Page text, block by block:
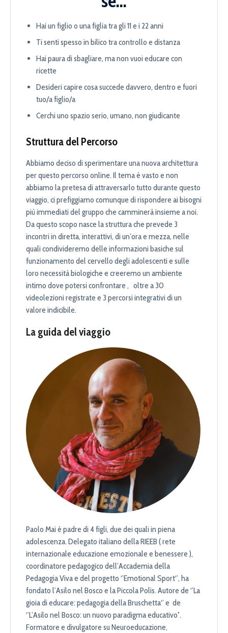
Hai un figlio o una figlia tra gli 11 e i 22 anni
Ti senti spesso in bilico tra controllo e distanza
Hai paura di sbagliare, ma non vuoi educare con
ricette
Desideri capire cosa succede davvero, dentro e fuori
tuo/a figlio/a
Cerchi uno spazio serio, umano, non giudicante
Struttura del Percorso
Abbiamo deciso di sperimentare una nuova architettura
per questo percorso online. Il tema è vasto e non
abbiamo la pretesa di attraversarlo tutto durante questo
viaggio, ci prefiggiamo comunque di rispondere ai bisogni
più immediati del gruppo che camminerà insieme a noi.
Da questo scopo nasce la struttura che prevede 3
incontri in diretta, interattivi, di un’ora e mezza, nelle
quali condivideremo delle informazioni basiche sul
funzionamento del cervello degli adolescenti e sulle
loro necessità biologiche e creeremo un ambiente
intimo dove potersi confrontare , oltre a 30
videolezioni registrate e 3 percorsi integrativi di un
valore indicibile.
La guida del viaggio
Paolo Mai è padre di 4 figli, due dei quali in piena
adolescenza. Delegato italiano della RIEEB ( rete
internazionale educazione emozionale e benessere ),
coordinatore pedagogico dell’Accademia della
Pedagogia Viva e del progetto ‘’Emotional Sport‘’, ha
fondato l’Asilo nel Bosco e la Piccola Polis. Autore de ‘’La
gioia di educare: pedagogia della Bruschetta‘’ e de
‘’L’Asilo nel Bosco: un nuovo paradigma educativo’’.
Formatore e divulgatore su Neuroeducazione,